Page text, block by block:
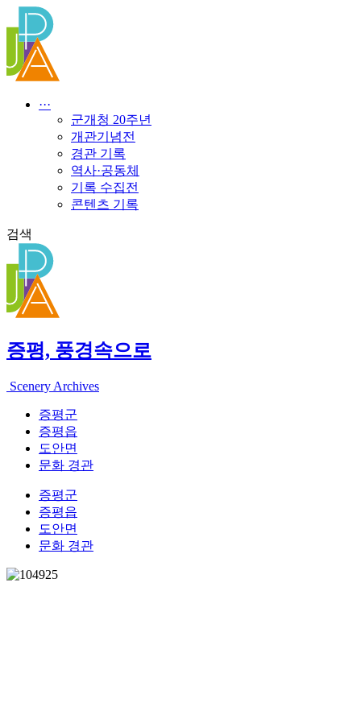
텐
로
건
···
군개청 20주년
개관기념전
경관 기록
역사·공동체
기록 수집전
콘텐츠 기록
검색
증평, 풍경속으로
Scenery Archives
증평군
증평읍
도안면
문화 경관
증평군
증평읍
도안면
문화 경관